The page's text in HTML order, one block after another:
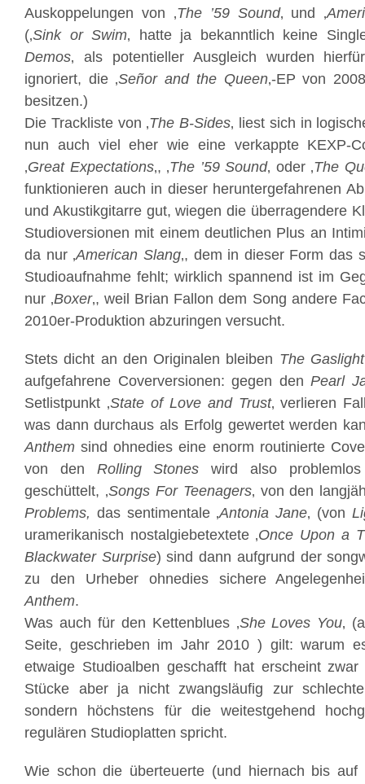
Auskoppelungen von ‚The ’59 Sound‚ und ‚
(‚Sink or Swim‚ hatte ja bekanntlich keine
Demos‚ als potentieller Ausgleich wurden
ignoriert, die ‚Señor and the Queen‚-EP von
besitzen.)
Die Trackliste von ‚The B-Sides‚ liest sich in
nun auch viel eher wie eine verkappte KEXP-
‚Great Expectations‚, ‚The ’59 Sound‚ oder ‚The
funktionieren auch in dieser heruntergefahrenen
und Akustikgitarre gut, wiegen die überragendere
Studioversionen mit einem deutlichen Plus an
da nur ‚American Slang‚, dem in dieser Form das
Studioaufnahme fehlt; wirklich spannend ist im
nur ‚Boxer‚, weil Brian Fallon dem Song andere
2010er-Produktion abzuringen versucht.
Stets dicht an den Originalen bleiben The
aufgefahrene Coverversionen: gegen denPearl
Setlistpunkt ‚State of Love and Trust‚ verlieren
was dann durchaus als Erfolg gewertet werden
Anthem sind ohnedies eine enorm routinierte
von den Rolling Stones wird also
geschüttelt, ‚Songs For Teenagers‚ von den
Problems, das sentimentale ‚Antonia Jane‚ (von
uramerikanisch nostalgiebetextete ‚Once Upon a
Blackwater Surprise) sind dann aufgrund der
zu den Urheber ohnedies sichere
Anthem.
Was auch für den Kettenblues ‚She Loves You‚
Seite, geschrieben im Jahr 2010 ) gilt: warum
etwaige Studioalben geschafft hat erscheint
Stücke aber ja nicht zwangsläufig zur
sondern höchstens für die weitestgehend
regulären Studioplatten spricht.
Wie schon die überteuerte (und hiernach bis auf